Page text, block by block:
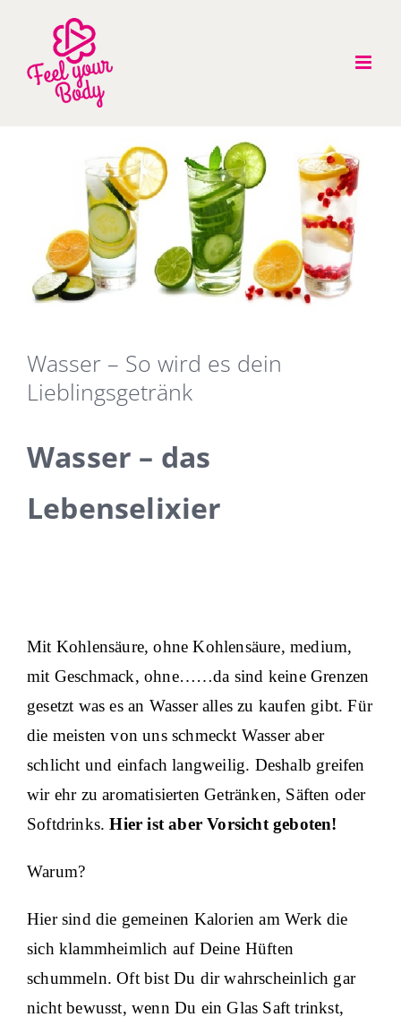
springen
Wasser – So wird es dein
Lieblingsgetränk
Wasser – das
Lebenselixier
Mit Kohlensäure, ohne Kohlensäure, medium,
mit Geschmack, ohne……da sind keine Grenzen
gesetzt was es an Wasser alles zu kaufen gibt. Für
die meisten von uns schmeckt Wasser aber
schlicht und einfach langweilig. Deshalb greifen
wir ehr zu aromatisierten Getränken, Säften oder
Softdrinks.Hier ist aber Vorsicht geboten!
Warum?
Hier sind die gemeinen Kalorien am Werk die
sich klammheimlich auf Deine Hüften
schummeln. Oft bist Du dir wahrscheinlich gar
nicht bewusst, wenn Du ein Glas Saft trinkst,